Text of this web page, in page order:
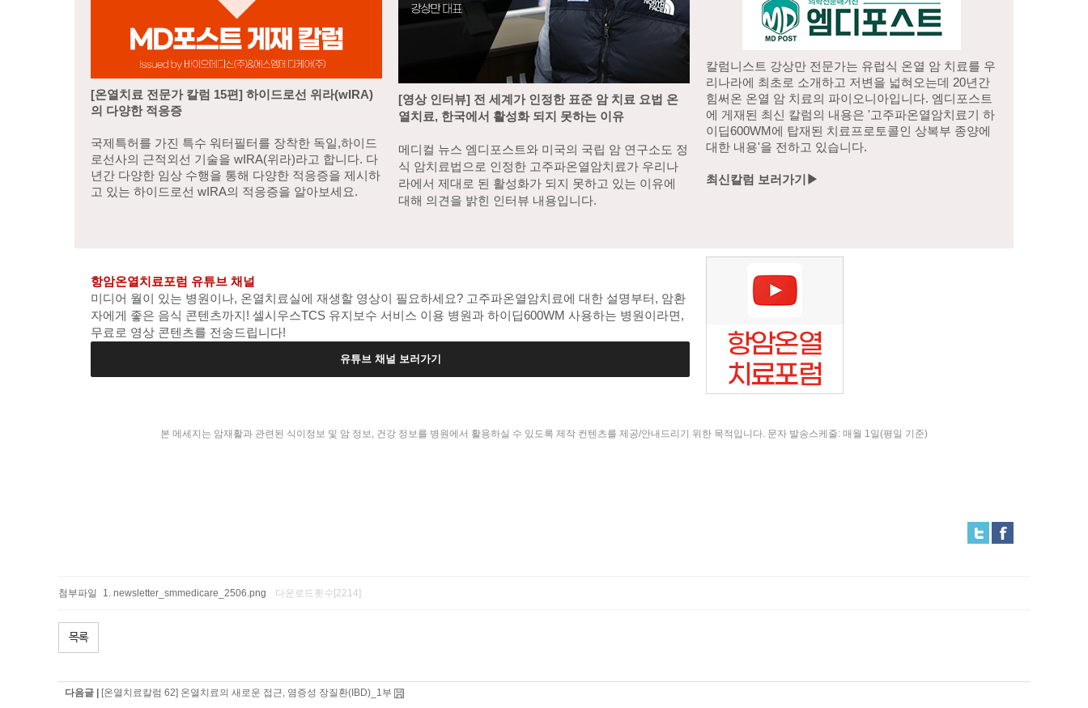
[온열치료 전문가 칼럼 15편] 하이드로선 위라(wIRA)
의 다양한 적응증
국제특허를 가진 특수 워터필터를 장착한 독일,하이드
로선사의 근적외선 기술을 wIRA(위라)라고 합니다. 다
년간 다양한 임상 수행을 통해 다양한 적응증을 제시하
고 있는 하이드로선 wIRA의 적응증을 알아보세요.
[영상 인터뷰] 전 세계가 인정한 표준 암 치료 요법 온
열치료, 한국에서 활성화 되지 못하는 이유
메디컬 뉴스 엠디포스트와 미국의 국립 암 연구소도 정
식 암치료법으로 인정한 고주파온열암치료가 우리나
라에서 제대로 된 활성화가 되지 못하고 있는 이유에
대해 의견을 밝힌 인터뷰 내용입니다.
칼럼니스트 강상만 전문가는 유럽식 온열 암 치료를 우
리나라에 최초로 소개하고 저변을 넓혀오는데 20년간
힘써온 온열 암 치료의 파이오니아입니다. 엠디포스트
에 게재된 최신 칼럼의 내용은 '고주파온열암치료기 하
이딥600WM에 탑재된 치료프로토콜인 상복부 종양에
대한 내용'을 전하고 있습니다.
최신칼럼 보러가기▶
항암온열치료포럼 유튜브 채널
미디어 월이 있는 병원이나, 온열치료실에 재생할 영상이 필요하세요? 고주파온열암치료에 대한 설명부터, 암환
자에게 좋은 음식 콘텐츠까지! 셀시우스TCS 유지보수 서비스 이용 병원과 하이딥600WM 사용하는 병원이라면,
무료로 영상 콘텐츠를 전송드립니다!
유튜브 채널 보러가기
본 메세지는 암재활과 관련된 식이정보 및 암 정보, 건강 정보를 병원에서 활용하실 수 있도록 제작 컨텐츠를 제공/안내드리기 위한 목적입니다. 문자 발송스케줄: 매월 1일(평일 기준)
첨부파일 newsletter_smmedicare_2506.png 다운로드횟수[2214]
목록
다음글 | [온열치료칼럼 62] 온열치료의 새로운 접근, 염증성 장질환(IBD)_1부